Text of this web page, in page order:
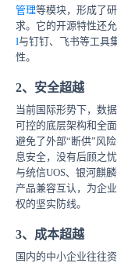
管理等模块，形成了
求。它的开源特性还
I与钉钉、飞书等工具
性。
2、安全超越
当前国际形势下，数
可控的底层架构和全
避免了外部“断供”风
息安全，没有后顾之
与统信UOS、银河麒
产品兼容互认，为企
权的坚实防线。
3、成本超越
国内的中小企业往往